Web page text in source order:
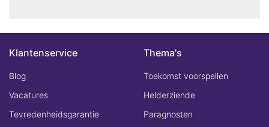
Klantenservice
Blog
Vacatures
Tevredenheidsgarantie
Thema's
Toekomst voorspellen
Helderziende
Paragnosten